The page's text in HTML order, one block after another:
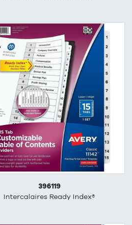
396119
Intercalaires Ready Index®